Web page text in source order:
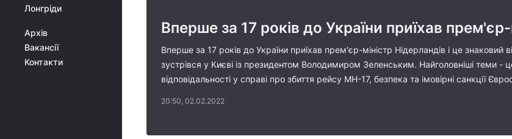
Лонгріди
Архів
Вакансії
Контакти
Вперше за 17 років до України приїхав прем'єр-
Вперше за 17 років до України приїхав прем'єр-міністр Нідерландів і це
зустрівся у Києві із президентом Володимиром Зеленським. Найголовніші теми -
відповідальності у справі про збиття рейсу МН-17, безпека та імовірні санкції
20:50, 02.02.2022